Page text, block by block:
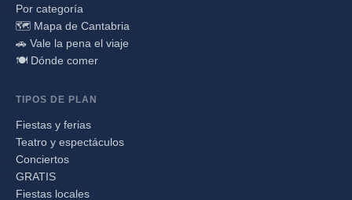
Por categoría
🗺️ Mapa de Cantabria
🚗 Vale la pena el viaje
🍽️ Dónde comer
TIPOS DE PLAN
Fiestas y ferias
Teatro y espectáculos
Conciertos
GRATIS
Fiestas locales